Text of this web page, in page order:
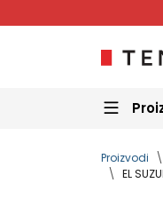
Proizvodi
EL